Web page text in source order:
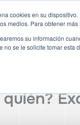
cookies en su
medios. Para obtener
su información
no se le solicite tomar esta
nosotros